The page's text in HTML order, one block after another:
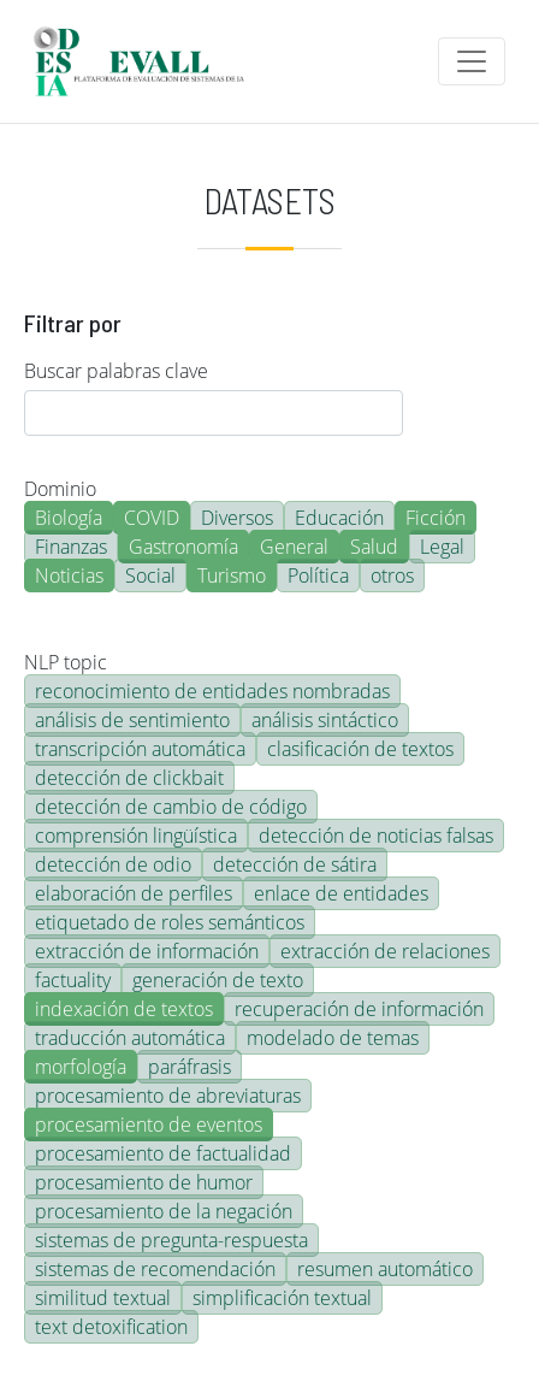
DATASETS
Filtrar por
Buscar palabras clave
Dominio
Biología
COVID Diversos Educación
Ficción
Finanzas
Gastronomía General Salud
Legal
Noticias
Social Turismo Política otros
NLP topic
reconocimiento de entidades nombradas
análisis de sentimiento
análisis sintáctico
transcripción automática
clasificación de textos
detección de clickbait
detección de cambio de código
comprensión lingüística
detección de noticias falsas
detección de odio
detección de sátira
elaboración de perfiles
enlace de entidades
etiquetado de roles semánticos
extracción de información
extracción de relaciones
factuality
generación de texto
indexación de textos
recuperación de información
traducción automática
modelado de temas
morfología
paráfrasis
procesamiento de abreviaturas
procesamiento de eventos
procesamiento de factualidad
procesamiento de humor
procesamiento de la negación
sistemas de pregunta-respuesta
sistemas de recomendación
resumen automático
similitud textual
simplificación textual
text detoxification